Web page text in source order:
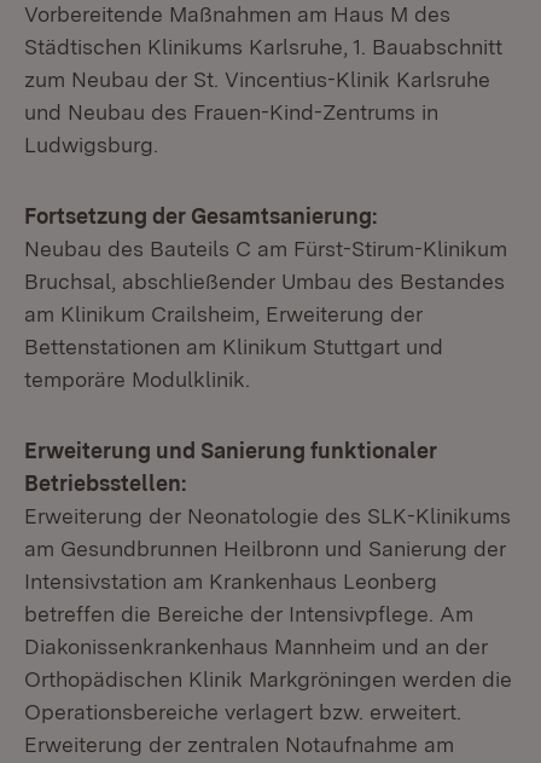
Vorbereitende Maßnahmen am Haus M des
Städtischen Klinikums Karlsruhe, 1. Bauabschnitt
zum Neubau der St. Vincentius-Klinik Karlsruhe
und Neubau des Frauen-Kind-Zentrums in
Ludwigsburg.
Fortsetzung der Gesamtsanierung:
Neubau des Bauteils C am Fürst-Stirum-Klinikum
Bruchsal, abschließender Umbau des Bestandes
am Klinikum Crailsheim, Erweiterung der
Bettenstationen am Klinikum Stuttgart und
temporäre Modulklinik.
Erweiterung und Sanierung funktionaler
Betriebsstellen:
Erweiterung der Neonatologie des SLK-Klinikums
am Gesundbrunnen Heilbronn und Sanierung der
Intensivstation am Krankenhaus Leonberg
betreffen die Bereiche der Intensivpflege. Am
Diakonissenkrankenhaus Mannheim und an der
Orthopädischen Klinik Markgröningen werden die
Operationsbereiche verlagert bzw. erweitert.
Erweiterung der zentralen Notaufnahme am